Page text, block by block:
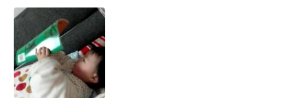
写不出好文章。
所以买了安徒生童话和格林童话，想找补一下，孩子也很
配合，奈何读不下去。但是对王尔德童话，他还挺喜欢
的。
一度也是喜欢看搞笑漫画，我也是支持了，“阿衰”我们家
也买了有60本，还有很多其他的，我也有不喜欢的，但是